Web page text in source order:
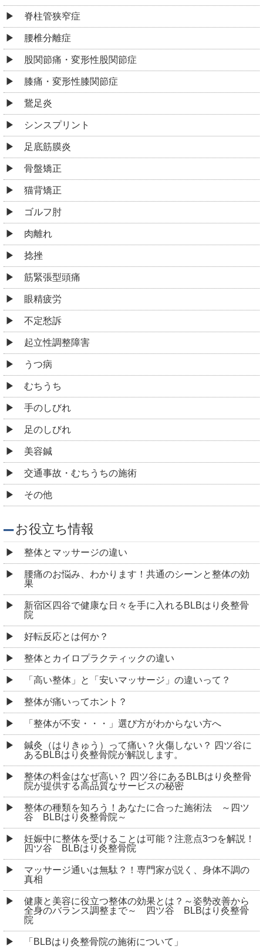
脊柱管狭窄症
腰椎分離症
股関節痛・変形性股関節症
膝痛・変形性膝関節症
鵞足炎
シンスプリント
足底筋膜炎
骨盤矯正
猫背矯正
ゴルフ肘
肉離れ
捻挫
筋緊張型頭痛
眼精疲労
不定愁訴
起立性調整障害
うつ病
むちうち
手のしびれ
足のしびれ
美容鍼
交通事故・むちうちの施術
その他
お役立ち情報
整体とマッサージの違い
腰痛のお悩み、わかります！共通のシーンと整体の効
果
新宿区四谷で健康な日々を手に入れるBLBはり灸整骨
院
好転反応とは何か？
整体とカイロプラクティックの違い
「高い整体」と「安いマッサージ」の違いって？
整体が痛いってホント？
「整体が不安・・・」選び方がわからない方へ
鍼灸（はりきゅう）って痛い？火傷しない？ 四ツ谷に
あるBLBはり灸整骨院が解説します。
整体の料金はなぜ高い？ 四ツ谷にあるBLBはり灸整骨
院が提供する高品質なサービスの秘密
整体の種類を知ろう！あなたに合った施術法 ～四ツ
谷 BLBはり灸整骨院～
妊娠中に整体を受けることは可能？注意点3つを解説！
四ツ谷 BLBはり灸整骨院
マッサージ通いは無駄？！専門家が説く、身体不調の
真相
健康と美容に役立つ整体の効果とは？～姿勢改善から
全身のバランス調整まで～ 四ツ谷 BLBはり灸整骨
院
「BLBはり灸整骨院の施術について」